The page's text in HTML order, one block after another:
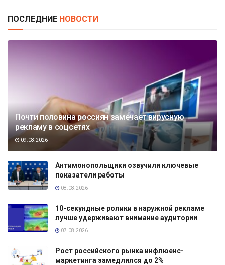
ПОСЛЕДНИЕ НОВОСТИ
Почти половина россиян замечает вирусную
рекламу в соцсетях
09.08.2026
Антимонопольщики озвучили ключевые
показатели работы
08.08.2026
10-секундные ролики в наружной рекламе
лучше удерживают внимание аудитории
07.08.2026
Рост российского рынка инфлюенс-
маркетинга замедлился до 2%